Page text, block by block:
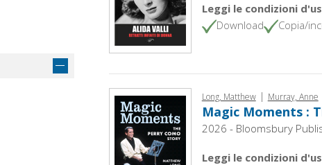
Leggi le condizioni
Download
Copia/
Long, Matthew | Murray, Anne
Magic Moments :
2026 - Bloomsbury
Leggi le condizioni